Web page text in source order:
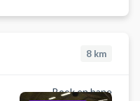
8 km
Book en bane